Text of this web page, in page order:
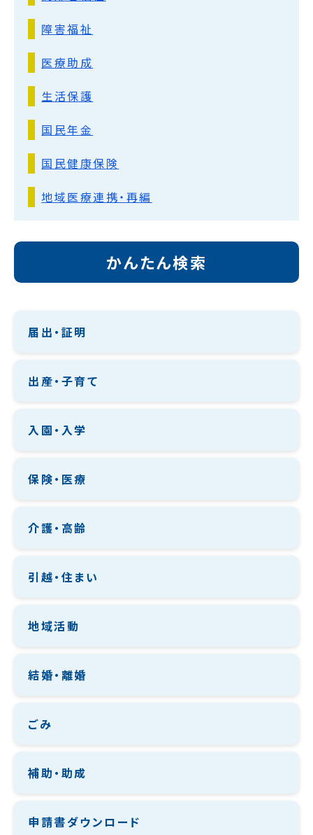
障害福祉
医療助成
生活保護
国民年金
国民健康保険
地域医療連携・再編
かんたん検索
届出・証明
出産・子育て
入園・入学
保険・医療
介護・高齢
引越・住まい
地域活動
結婚・離婚
ごみ
補助・助成
申請書ダウンロード